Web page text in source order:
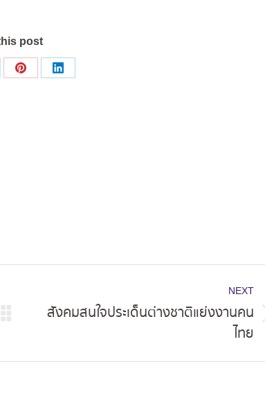
post
Share
Share
NEXT
สังคมสนใจประเด็นต่างชาติแย่งงานคน
ไทย